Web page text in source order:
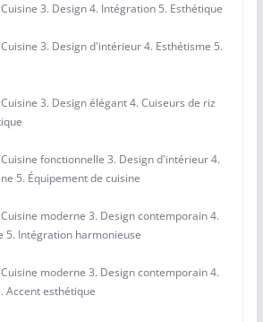
3. Design 4. Intégration 5. Esthétique
3. Design d'intérieur 4. Esthétisme 5.
3. Design élégant 4. Cuiseurs de riz
fonctionnelle 3. Design d'intérieur 4.
5. Équipement de cuisine
moderne 3. Design contemporain 4.
5. Intégration harmonieuse
moderne 3. Design contemporain 4.
Accent esthétique